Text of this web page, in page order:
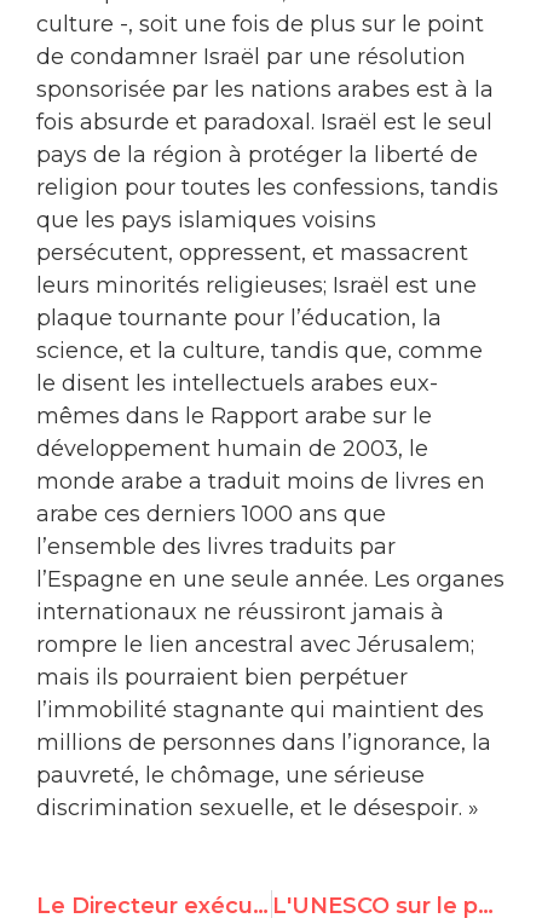
culture -, soit une fois de plus sur le point
de condamner Israël par une résolution
sponsorisée par les nations arabes est à la
fois absurde et paradoxal. Israël est le seul
pays de la région à protéger la liberté de
religion pour toutes les confessions, tandis
que les pays islamiques voisins
persécutent, oppressent, et massacrent
leurs minorités religieuses; Israël est une
plaque tournante pour l’éducation, la
science, et la culture, tandis que, comme
le disent les intellectuels arabes eux-
mêmes dans le Rapport arabe sur le
développement humain de 2003, le
monde arabe a traduit moins de livres en
arabe ces derniers 1000 ans que
l’ensemble des livres traduits par
l’Espagne en une seule année. Les organes
internationaux ne réussiront jamais à
rompre le lien ancestral avec Jérusalem;
mais ils pourraient bien perpétuer
l’immobilité stagnante qui maintient des
millions de personnes dans l’ignorance, la
pauvreté, le chômage, une sérieuse
discrimination sexuelle, et le désespoir. »
Le Directeur exécutif de UN Watch fait un discours à la Chambre des lords britannique L'UNESCO sur le point de remettre en question le lien entre les Juifs et le Mur des Lamentations avec un projet de résolution arabe